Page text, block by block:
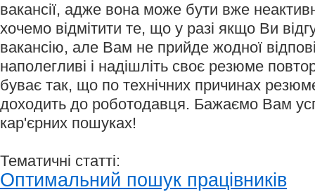
вакансії, адже вона може бути вже
хочемо відмітити те, що у разі якщо Ви
вакансію, але Вам не прийде жодної
наполегливі і надішліть своє резюме
буває так, що по технічних причинах
доходить до роботодавця. Бажаємо Вам
кар'єрних пошуках!
Тематичні статті:
Оптимальний пошук працівників